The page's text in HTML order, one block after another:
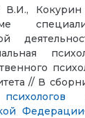
В.И.,
// В
Федерации